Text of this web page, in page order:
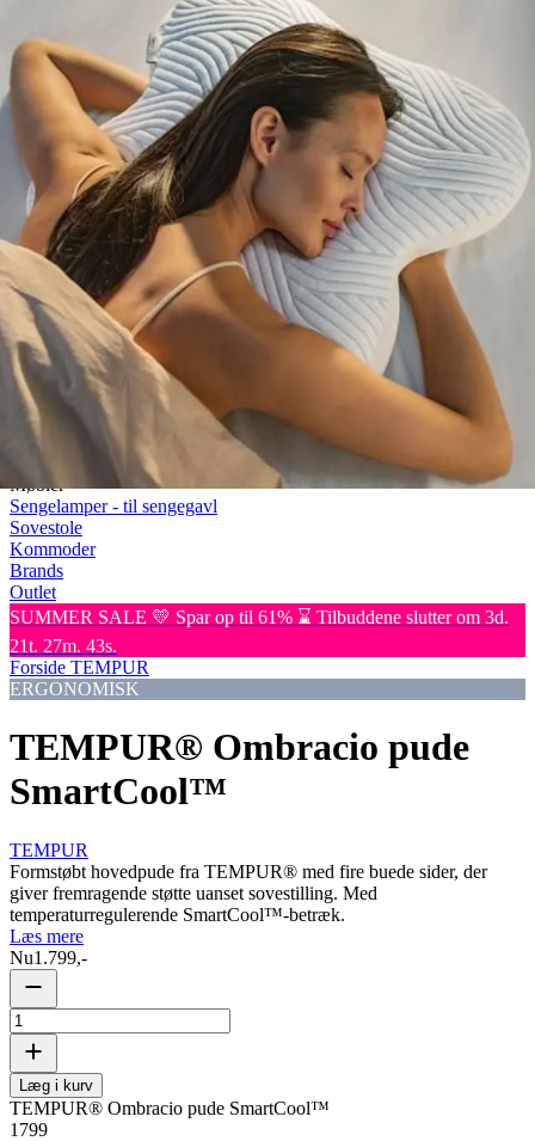
Rullemadrasser 140x200
Rullemadrasser 120x200
Rullemadrasser 90x200
Se flere størrelser
Sovesofaer
Vælg efter størrelse
2-personers sovesofaer
3-personers sovesofaer
Vælg efter funktion
Sovesofaer med opbevaring
Sovesofaer med chaiselong
Tilbehør
Til sengen
Sengegavle
Sengebunde
Sengeben
Til soveværelset
Sengeborde
Pyntepuder
Sengetæpper
Møbler
Sengelamper - til sengegavl
Sovestole
Kommoder
Brands
Outlet
SUMMER SALE 💛 Spar op til 61% ⌛ Tilbuddene slutter om 3d.
21t. 27m. 43s.
Forside TEMPUR
ERGONOMISK
TEMPUR® Ombracio pude
SmartCool™
TEMPUR
Formstøbt hovedpude fra TEMPUR® med fire buede sider, der
giver fremragende støtte uanset sovestilling. Med
temperaturregulerende SmartCool™-betræk.
Læs mere
Nu1.799,-
Læg i kurv
TEMPUR® Ombracio pude SmartCool™
1799